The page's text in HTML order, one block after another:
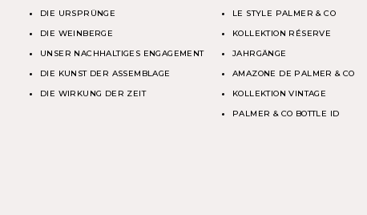
DIE URSPRÜNGE
DIE WEINBERGE
UNSER NACHHALTIGES ENGAGEMENT
DIE KUNST DER ASSEMBLAGE
DIE WIRKUNG DER ZEIT
LE STYLE PALMER & CO
KOLLEKTION RÉSERVE
JAHRGÄNGE
AMAZONE DE PALMER & CO
KOLLEKTION VINTAGE
PALMER & CO BOTTLE ID